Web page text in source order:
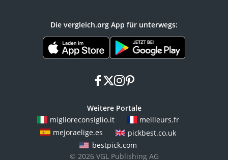
Die vergleich.org App für unterwegs:
facebook
x instagram
pinterest
Weitere Portale
miglioreconsiglio.it
meilleurs.fr
mejoraelige.es
pickbest.co.uk
bestpick.com
© 2026 VGL Publishing AG